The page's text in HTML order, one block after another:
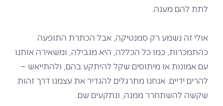
לתת להם מענה.
אולי זה נשמע רק סמנטיקה, אבל הכתרת התופעה
כהתמכרות, כמו כל הכללה, היא מגבילה, ומשאירה אותנו
עם אמונות או מיתוסים שקל להיתקע בהם, ולהתייאש –
להרים ידיים. אנחנו מתרגלים להגדיר את עצמנו דרך זהות
שקשה להשתחרר ממנה, ונתקעים שם.